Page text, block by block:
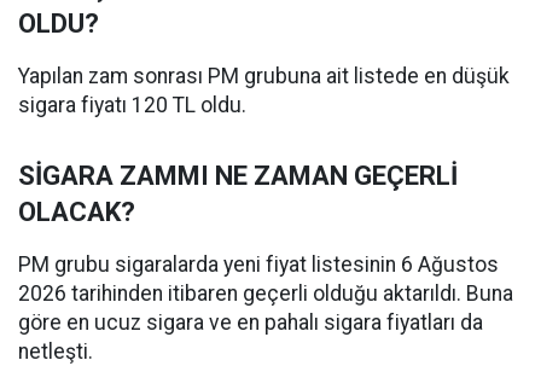
OLDU?
Yapılan zam sonrası PM grubuna ait listede en düşük
sigara fiyatı 120 TL oldu.
SİGARA ZAMMI NE ZAMAN GEÇERLİ
OLACAK?
PM grubu sigaralarda yeni fiyat listesinin 6 Ağustos
2026 tarihinden itibaren geçerli olduğu aktarıldı. Buna
göre en ucuz sigara ve en pahalı sigara fiyatları da
netleşti.